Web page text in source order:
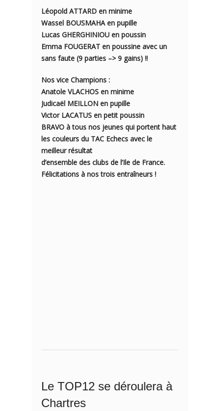
Léopold ATTARD en minime
Wassel BOUSMAHA en pupille
Lucas GHERGHINIOU en poussin
Emma FOUGERAT en poussine avec un
sans faute (9 parties –> 9 gains) !!
Nos vice Champions :
Anatole VLACHOS en minime
Judicaël MEILLON en pupille
Victor LACATUS en petit poussin
BRAVO à tous nos jeunes qui portent haut
les couleurs du TAC Echecs avec le
meilleur résultat
d’ensemble des clubs de l’Ile de France.
Félicitations à nos trois entraîneurs !
Le TOP12 se déroulera à
Chartres